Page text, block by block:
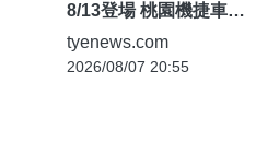
8/13登場 桃園機捷車站
只進不出 -
tyenews.com
tyenews.com
2026/08/07 20:55